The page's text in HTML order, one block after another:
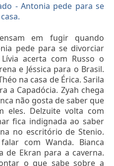
- Antonia pede para se
em fugir quando
pede para se divorciar
acerta com Russo o
e Jéssica para o Brasil.
na casa de Érica. Sarila
a Capadócia. Zyah chega
não gosta de saber que
eles. Delzuite volta com
fica indignada ao saber
no escritório de Stenio.
com Wanda. Bianca
de Ekran para a caverna.
o que sabe sobre a